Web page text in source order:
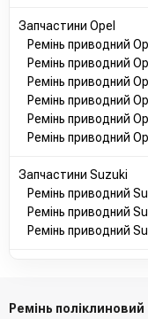
Запчастини Opel
Ремінь приводний
Ремінь приводний
Ремінь приводний
Ремінь приводний
Ремінь приводний
Ремінь приводний
Запчастини Suzuki
Ремінь приводний
Ремінь приводний
Ремінь приводний
Ремінь